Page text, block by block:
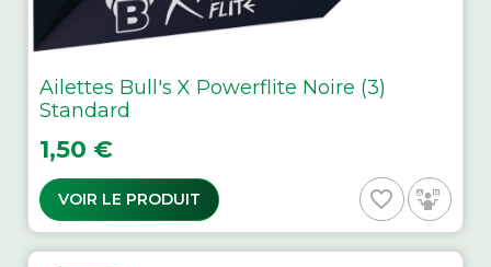
Ailettes Bull's X Powerflite Noire (3)
Standard
Prix
1,50 €
VOIR LE PRODUIT favorite_border